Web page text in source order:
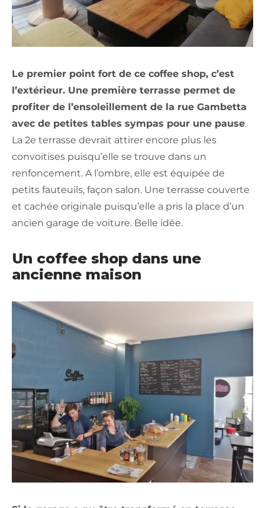
Le premier point fort de ce coffee shop, c’est
l’extérieur. Une première terrasse permet de
profiter de l’ensoleillement de la rue Gambetta
avec de petites tables sympas pour une pause.
La 2e terrasse devrait attirer encore plus les
convoitises puisqu’elle se trouve dans un
renfoncement. A l’ombre, elle est équipée de
petits fauteuils, façon salon. Une terrasse couverte
et cachée originale puisqu’elle a pris la place d’un
ancien garage de voiture. Belle idée.
Un coffee shop dans une
ancienne maison